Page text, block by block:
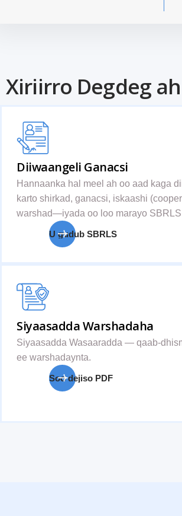
Xiriirro Degdeg ah
Diiwaangeli Ganacsi
Hannaanka hal meel ah oo aad kaga
karto shirkad, ganacsi, iskaashi
warshad—iyada oo loo marayo
U gudub SBRLS
Siyaasadda Warshadaha
Siyaasadda Wasaaradda — qaab-
ee warshadaynta.
Soo dejiso PDF